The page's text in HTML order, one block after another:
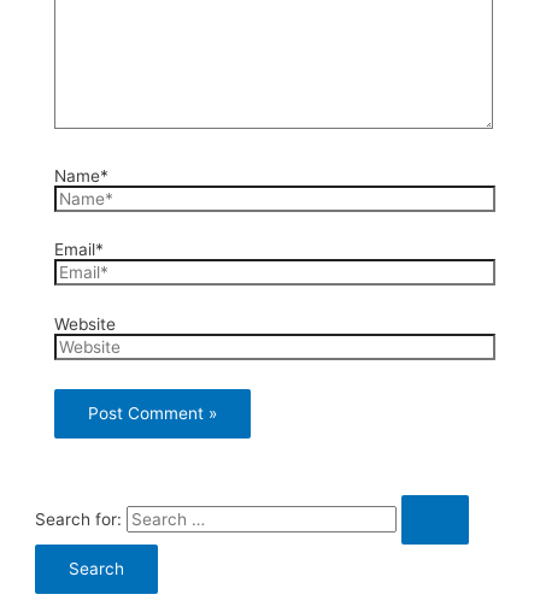
Name*
Email*
Website
Search for: